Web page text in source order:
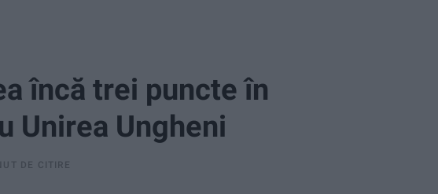
încă trei puncte în
Unirea Ungheni
DE CITIRE